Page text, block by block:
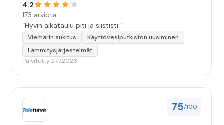
4.2
173 arviota
“Hyvin aikataulu piti ja siististi ”
Viemärin sukitus
Käyttövesiputkiston uusiminen
Lämmitysjärjestelmät
Päivitetty 27.7.2026
75/100